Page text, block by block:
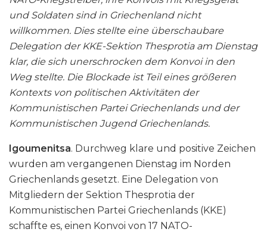
und Soldaten sind in Griechenland nicht
willkommen. Dies stellte eine überschaubare
Delegation der KKE-Sektion Thesprotia am Dienstag
klar, die sich unerschrocken dem Konvoi in den
Weg stellte. Die Blockade ist Teil eines größeren
Kontexts von politischen Aktivitäten der
Kommunistischen Partei Griechenlands und der
Kommunistischen Jugend Griechenlands.
Igoumenitsa. Durchweg klare und positive Zeichen
wurden am vergangenen Dienstag im Norden
Griechenlands gesetzt. Eine Delegation von
Mitgliedern der Sektion Thesprotia der
Kommunistischen Partei Griechenlands (KKE)
schaffte es, einen Konvoi von 17 NATO-